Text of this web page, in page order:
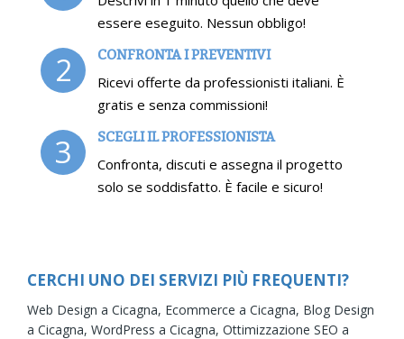
essere eseguito. Nessun obbligo!
2 CONFRONTA I PREVENTIVI
Ricevi offerte da professionisti italiani. È
gratis e senza commissioni!
3 SCEGLI IL PROFESSIONISTA
Confronta, discuti e assegna il progetto
solo se soddisfatto. È facile e sicuro!
CERCHI UNO DEI SERVIZI PIÙ FREQUENTI?
Web Design a Cicagna, Ecommerce a Cicagna, Blog Design
a Cicagna, WordPress a Cicagna, Ottimizzazione SEO a